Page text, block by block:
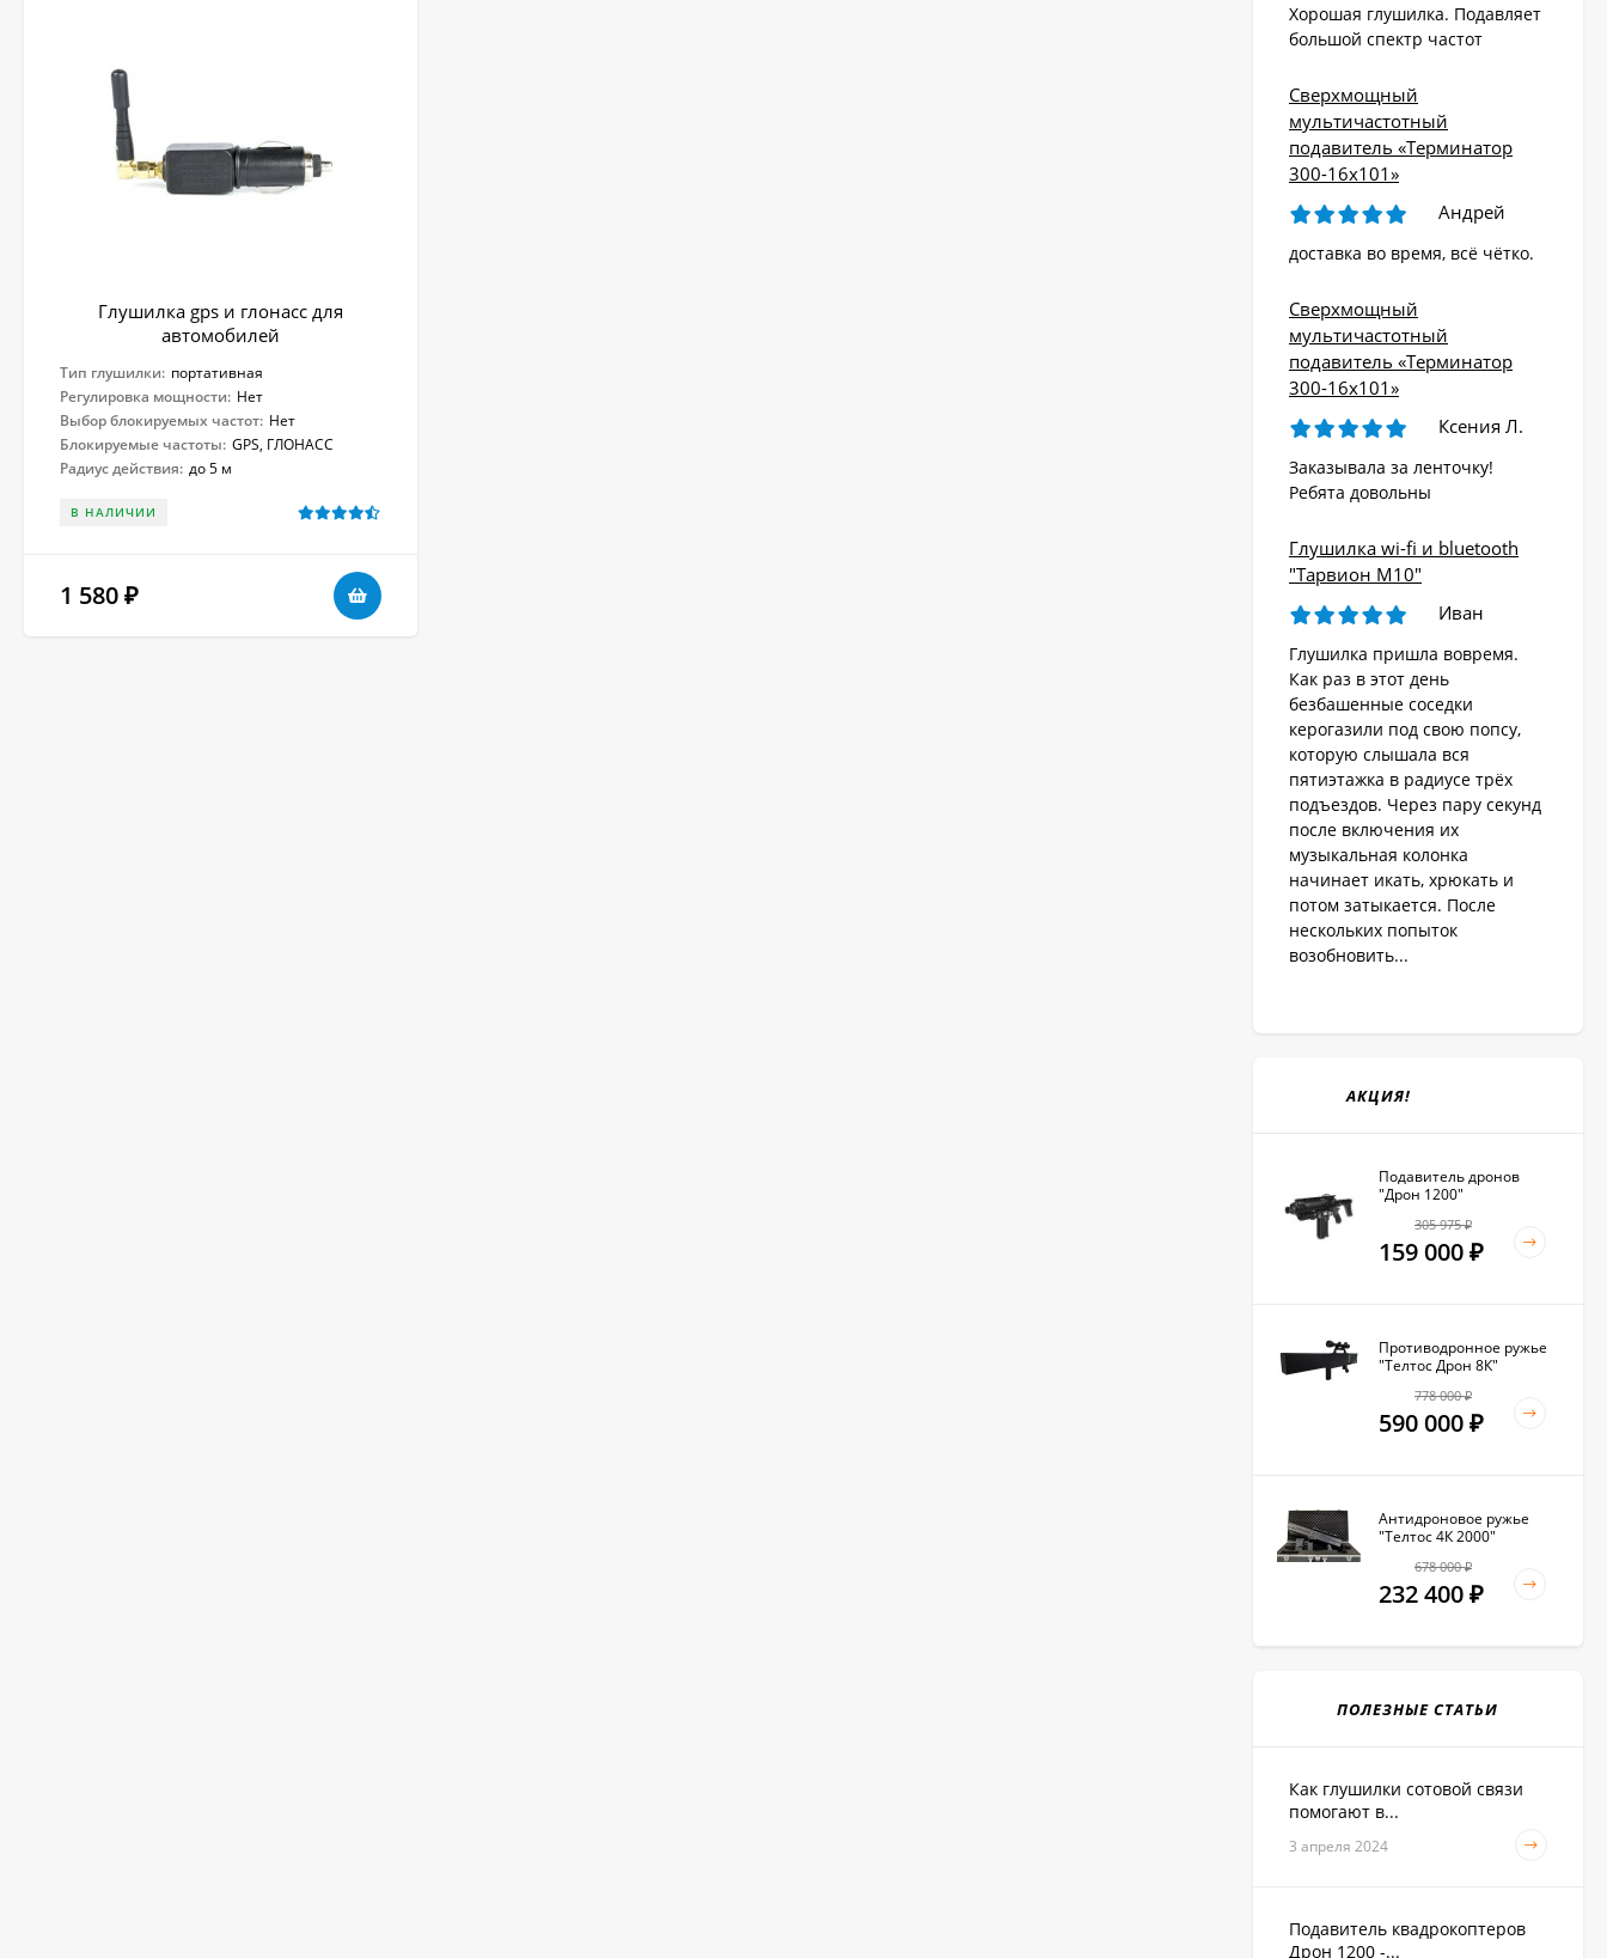
Глушилка gps и глонасс для
автомобилей
Тип глушилки: портативная
Регулировка мощности: Нет
Выбор блокируемых частот: Нет
Блокируемые частоты: GPS, ГЛОНАСС
Радиус действия: до 5 м
В НАЛИЧИИ
1 580 ₽
Хорошая глушилка. Подавляет
большой спектр частот
Сверхмощный
мультичастотный
подавитель «Терминатор
300-16х101»
Андрей
доставка во время, всё чётко.
Сверхмощный
мультичастотный
подавитель «Терминатор
300-16х101»
Ксения Л.
Заказывала за ленточку!
Ребята довольны
Глушилка wi-fi и bluetooth
"Тарвион M10"
Иван
Глушилка пришла вовремя.
Как раз в этот день
безбашенные соседки
керогазили под свою попсу,
которую слышала вся
пятиэтажка в радиусе трёх
подъездов. Через пару секунд
после включения их
музыкальная колонка
начинает икать, хрюкать и
потом затыкается. После
нескольких попыток
возобновить...
АКЦИЯ!
Подавитель дронов
"Дрон 1200"
305 975₽
159 000 ₽
Противодронное ружье
"Телтос Дрон 8К"
778 000₽
590 000 ₽
Антидроновое ружье
"Телтос 4К 2000"
678 000₽
232 400 ₽
ПОЛЕЗНЫЕ СТАТЬИ
Как глушилки сотовой связи
помогают в...
3 апреля 2024
Подавитель квадрокоптеров
Дрон 1200 -...